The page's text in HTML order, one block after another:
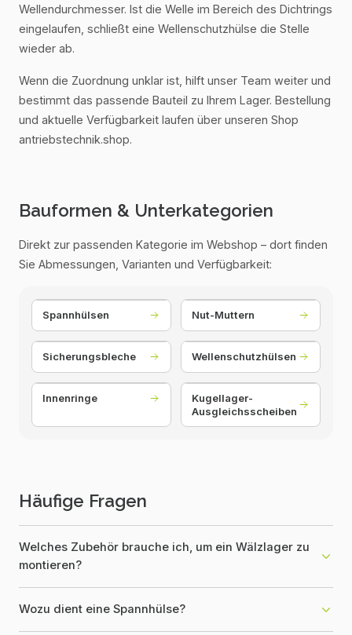
Wellendurchmesser. Ist die Welle im Bereich des Dichtrings
eingelaufen, schließt eine Wellenschutzhülse die Stelle
wieder ab.
Wenn die Zuordnung unklar ist, hilft unser Team weiter und
bestimmt das passende Bauteil zu Ihrem Lager. Bestellung
und aktuelle Verfügbarkeit laufen über unseren Shop
antriebstechnik.shop.
Bauformen & Unterkategorien
Direkt zur passenden Kategorie im Webshop – dort finden
Sie Abmessungen, Varianten und Verfügbarkeit:
Spannhülsen Nut-Muttern
Sicherungsbleche Wellenschutzhülsen
Innenringe
Kugellager-
Ausgleichsscheiben
Häufige Fragen
Welches Zubehör brauche ich, um ein Wälzlager zu
montieren?
Wozu dient eine Spannhülse?